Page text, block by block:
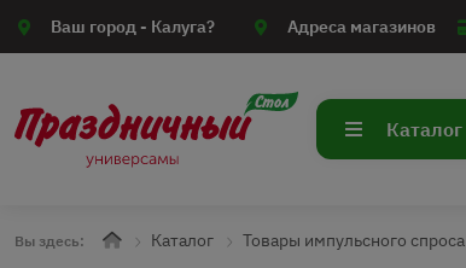
Ваш город - Калуга? Адреса магазинов
Каталог
Вы здесь: Каталог Товары импульсного спроса